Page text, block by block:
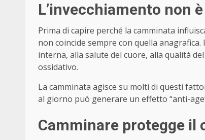
L’invecchiamento non
Prima di capire perché la camminata
non coincide sempre con quella
interna, alla salute del cuore, alla qualità
ossidativo.
La camminata agisce su molti di questi
al giorno può generare un effetto “anti-
Camminare protegge il